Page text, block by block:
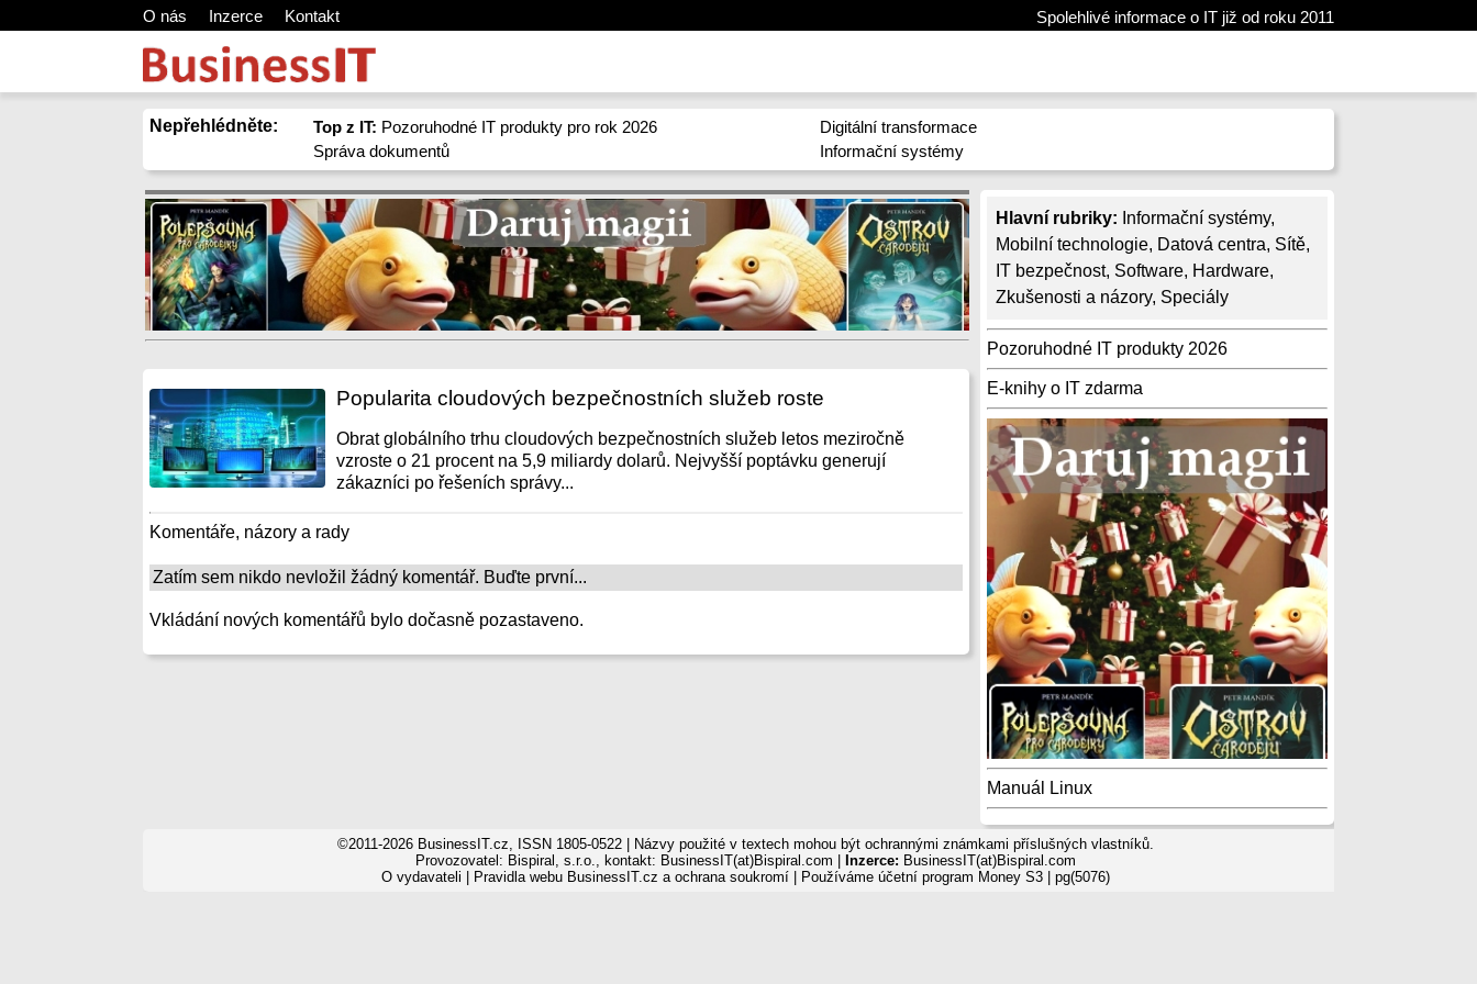
O nás Inzerce Kontakt Spolehlivé informace o IT již od roku 2011
Nepřehlédněte: Top z IT: Pozoruhodné IT produkty pro rok 2026
Správa dokumentů
Digitální transformace
Informační systémy
Hlavní rubriky: Informační systémy,
Mobilní technologie, Datová centra, Sítě,
IT bezpečnost, Software, Hardware,
Zkušenosti a názory, Speciály
Pozoruhodné IT produkty 2026
E-knihy o IT zdarma
Manuál Linux
Popularita cloudových bezpečnostních služeb roste
Obrat globálního trhu cloudových bezpečnostních služeb letos meziročně
vzroste o 21 procent na 5,9 miliardy dolarů. Nejvyšší poptávku generují
zákazníci po řešeních správy...
Komentáře, názory a rady
Zatím sem nikdo nevložil žádný komentář. Buďte první...
Vkládání nových komentářů bylo dočasně pozastaveno.
©2011-2026 BusinessIT.cz, ISSN 1805-0522 | Názvy použité v textech mohou být ochrannými známkami příslušných vlastníků.
Provozovatel: Bispiral, s.r.o., kontakt: BusinessIT(at)Bispiral.com |
Inzerce: BusinessIT(at)Bispiral.com
O vydavateli
Pravidla webu BusinessIT.cz a ochrana soukromí| Používáme účetní program Money S3| pg(5076)